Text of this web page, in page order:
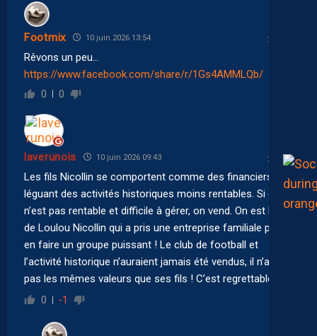
Footmix 10 juin 2026 13:54
Rêvons un peu…
https://www.facebook.com/share/r/1Gs4AMMLQb/
0 0
laverunois 10 juin 2026 09:43
Les fils Nicollin se comportent comme des financiers en
léguant des activités historiques moins rentables. Si ce
n’est pas rentable et difficile à gérer, on vend. On est loin
de Loulou Nicollin qui a pris une entreprise familiale pour
en faire un groupe puissant ! Le club de football et
l’activité historique n’auraient jamais été vendus, il n’avait
pas les mêmes valeurs que ses fils ! C’est regrettable !
0 -1